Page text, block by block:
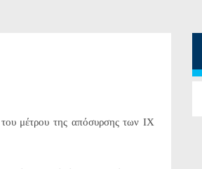
μέτρου της απόσυρσης των ΙΧ